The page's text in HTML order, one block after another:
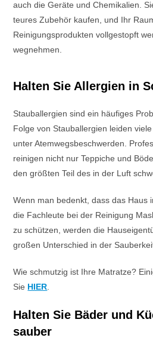
auch die Geräte und Chemikalien.
teures Zubehör kaufen, und Ihr
Reinigungsprodukten vollgestopft
wegnehmen.
Halten Sie Allergien in
Stauballergien sind ein häufiges
Folge von Stauballergien leiden
unter Atemwegsbeschwerden.
reinigen nicht nur Teppiche und
den größten Teil des in der Luft
Wenn man bedenkt, dass das Haus
die Fachleute bei der Reinigung
zu schützen, werden die
großen Unterschied in der
Wie schmutzig ist Ihre Matratze?
Sie HIER
Halten Sie Bäder und
sauber